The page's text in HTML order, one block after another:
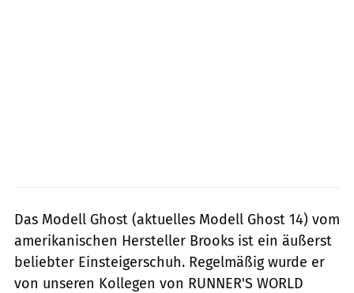
Das Modell Ghost (aktuelles Modell Ghost 14) vom
amerikanischen Hersteller Brooks ist ein äußerst
beliebter Einsteigerschuh. Regelmäßig wurde er
von unseren Kollegen von RUNNER'S WORLD